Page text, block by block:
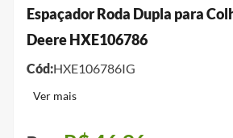
Espaçador Roda Dupla para
Deere HXE106786
Cód:HXE106786IG